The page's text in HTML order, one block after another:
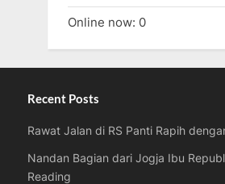
Online now: 0
Recent Posts
Rawat Jalan di RS Panti Rapih
Nandan Bagian dari Jogja Ibu
Reading